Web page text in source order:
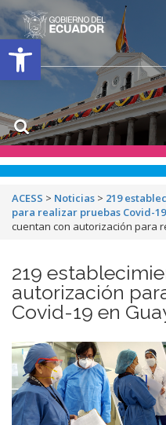
Open toolbar
ACESS > Noticias > 219
para realizar pruebas Covid-
cuentan con autorización para
219
autorización
Covid-19 en